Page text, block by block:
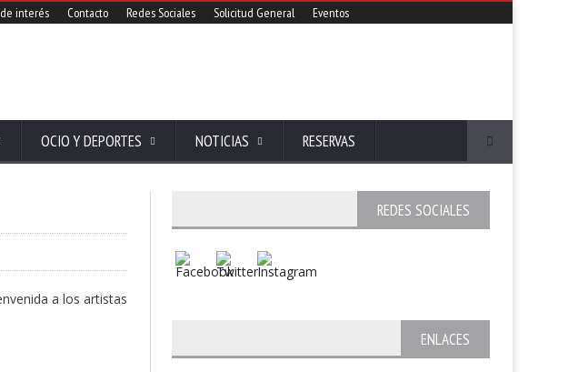
interés Contacto Redes Sociales Solicitud General Eventos
OCIO Y DEPORTES NOTICIAS RESERVAS
a los artistas
REDES SOCIALES
ENLACES